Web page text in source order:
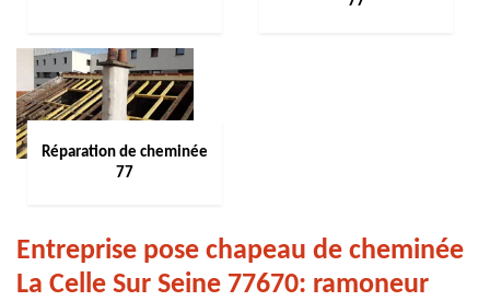
Réparation de cheminée
77
Entreprise pose chapeau de cheminée
La Celle Sur Seine 77670: ramoneur